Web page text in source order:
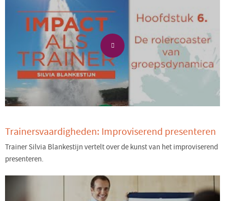
Trainersvaardigheden: Improviserend presenteren
Trainer Silvia Blankestijn vertelt over de kunst van het improviserend
presenteren.